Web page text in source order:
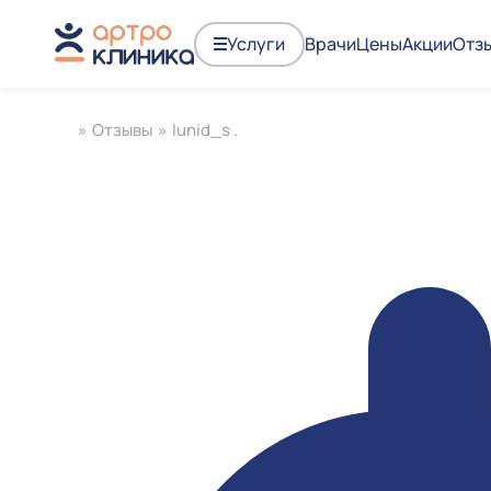
Услуги ВрачиЦеныАкции
» Отзывы » lunid_s .